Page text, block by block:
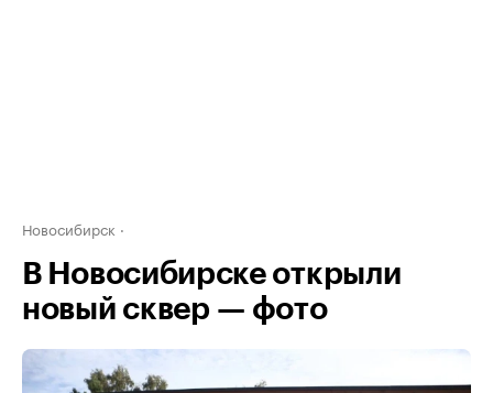
Новосибирск
В Новосибирске открыли
новый сквер — фото